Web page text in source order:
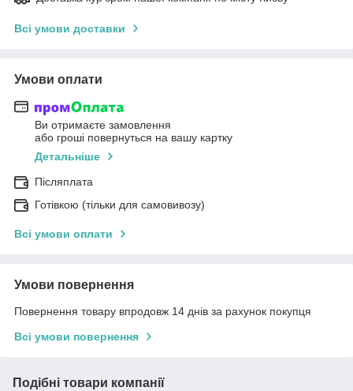
Всі умови доставки
Умови оплати
Ви отримаєте замовлення
або гроші повернуться на вашу картку
Детальніше
Післяплата
Готівкою (тільки для самовивозу)
Всі умови оплати
Умови повернення
Повернення товару впродовж 14 днів за рахунок покупця
Всі умови повернення
Подібні товари компанії